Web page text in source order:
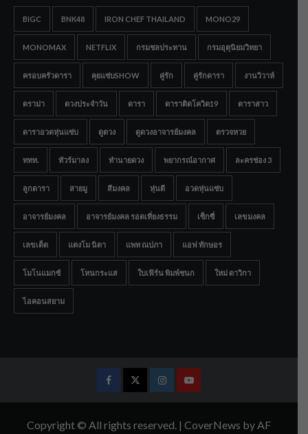
BIGC BNK48 IRON CHEF THAILAND MONO29
MONOMAX NETFLIX กรมชลประทาน กรมอุตุนิยมวิทยา
ครอบครัวดารา คุยแซ่บSHOW คู่รัก คู่รักดารา งานวิวาห์
ดราม่า ดวงประจำวัน ดารา ดาราติดโควิด19 ดาราสาว
ดาราอวดหุ่นแซ่บ ดูดวง ดูดวงอาจารย์มงคล ตรวจหวย
ททท. ทัวร์มาลง ทำนายดวง พยากรณ์อากาศ ละครช่อง 3
ลูกดารา สายมู สีมงคล หุ่นดี อวดหุ่นแซ่บ
อาจารย์มงคล อาจารย์มงคล รอดเที่ยงธรรม เซ็กซี่ เลขมงคล
เลขเด็ด แตงโม นิดา แพท ณปภา แอฟ ทักษอร
โมโนแมกซ์ โหนกระแส ใบเฟิร์น พิมพ์ชนก ใหม่ ดาวิกา
ไอคอนสยาม
FacebookTwitterInstagramYoutube
Copyright © All rights reserved. | CoverNews by AF